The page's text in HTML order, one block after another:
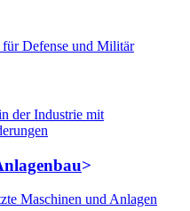
Defense und Militär
der Industrie mit
Maschinen und Anlagen